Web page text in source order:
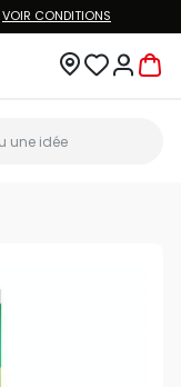
VOIR CONDITIONS